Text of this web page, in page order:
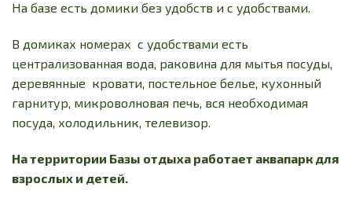
На базе есть домики без удобств и с удобствами.
В домиках номерах с удобствами есть
централизованная вода, раковина для мытья посуды,
деревянные кровати, постельное белье, кухонный
гарнитур, микроволновая печь, вся необходимая
посуда, холодильник, телевизор.
На территории Базы отдыха работает аквапарк для
взрослых и детей.